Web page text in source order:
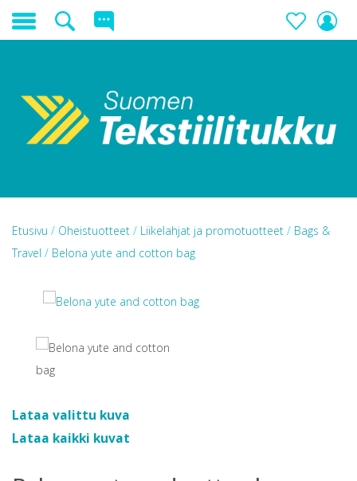
Etusivu / Oheistuotteet / Liikelahjat ja promotuotteet / Bags &
Travel / Belona yute and cotton bag
Lataa valittu kuva
Lataa kaikki kuvat